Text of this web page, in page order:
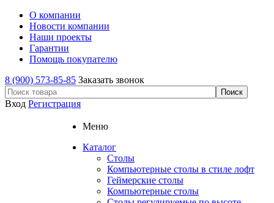
О компании
Новости компании
Наши проекты
Гарантии
Помощь покупателю
8 (900) 573-85-85 Заказать звонок
Вход Регистрация
Меню
Каталог
Столы
Компьютерные столы в стиле лофт
Геймерские столы
Компьютерные столы